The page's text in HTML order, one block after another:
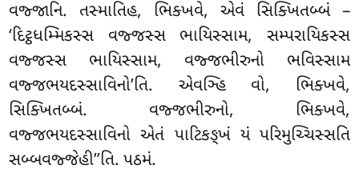
વજ્જાનિ. તસ્માતિહ, ભિક્ખવે, એવં સિક્ખિતબ્બં –
‘દિટ્ઠધમ્મિકસ્સ વજ્જસ્સ ભાયિસ્સામ, સમ્પરાયિકસ્સ
વજ્જસ્સ ભાયિસ્સામ, વજ્જભીરુનો ભવિસ્સામ
વજ્જભયદસ્સાવિનો’તિ. એવઞ્હિ વો, ભિક્ખવે,
સિક્ખિતબ્બં. વજ્જભીરુનો, ભિક્ખવે,
વજ્જભયદસ્સાવિનો એતં પાટિકઙ્ખં યં પરિમુચ્ચિસ્સતિ
સબ્બવજ્જેહી’’તિ. પઠમં.